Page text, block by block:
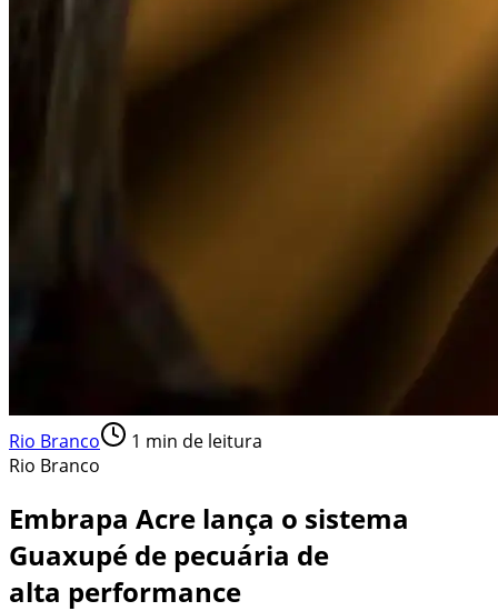
Rio Branco 1 min de leitura
Rio Branco
Embrapa Acre lança o sistema
Guaxupé de pecuária de
alta performance